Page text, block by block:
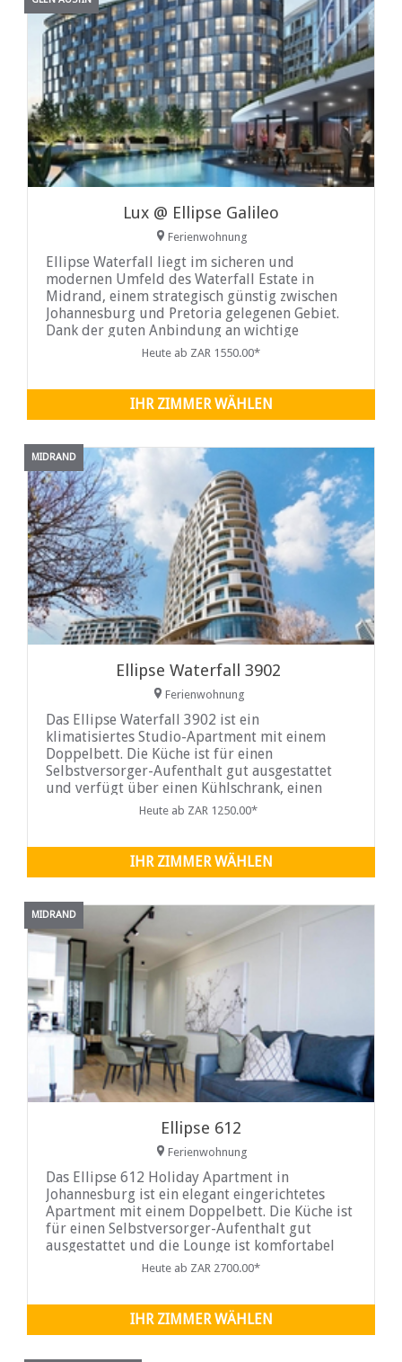
Lux @ Ellipse Galileo
Ferienwohnung
Ellipse Waterfall liegt im sicheren und
modernen Umfeld des Waterfall Estate in
Midrand, einem strategisch günstig zwischen
Johannesburg und Pretoria gelegenen Gebiet.
Dank der guten Anbindung an wichtige
Verkehrswege wie die Autobahnen N1 und R21
Heute ab ZAR 1550.00*
IHR ZIMMER WÄHLEN
MIDRAND
Ellipse Waterfall 3902
Ferienwohnung
Das Ellipse Waterfall 3902 ist ein
klimatisiertes Studio-Apartment mit einem
Doppelbett. Die Küche ist für einen
Selbstversorger-Aufenthalt gut ausgestattet
und verfügt über einen Kühlschrank, einen
Backofen, eine Mikrowelle und einen
ist komfortabel eingerichtet und mit einem
Fernseher, Netflix und Showmax ausgestattet.
Heute ab ZAR 1250.00*
IHR ZIMMER WÄHLEN
MIDRAND
Ellipse 612
Ferienwohnung
Das Ellipse 612 Holiday Apartment in
Johannesburg ist ein elegant eingerichtetes
Apartment mit einem Doppelbett. Die Küche ist
für einen Selbstversorger-Aufenthalt gut
ausgestattet und die Lounge ist komfortabel
eingerichtet und mit einem Fernseher, WLAN,
Heute ab ZAR 2700.00*
IHR ZIMMER WÄHLEN